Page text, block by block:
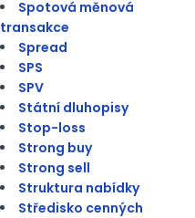
Spotová měnová
transakce
Spread
SPS
SPV
Státní dluhopisy
Stop-loss
Strong buy
Strong sell
Struktura nabídky
Středisko cenných